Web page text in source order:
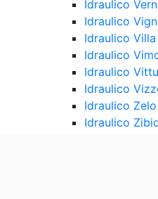
Idraulico
Idraulico
Idraulico
Idraulico
Idraulico
Idraulico
Idraulico
Idraulico